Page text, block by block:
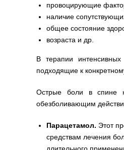
провоцирующие
наличие
общее состояние
возраста и др.
В терапии
подходящие к
Острые боли в спине
обезболивающим
Парацетамол. Этот
средствам лечения